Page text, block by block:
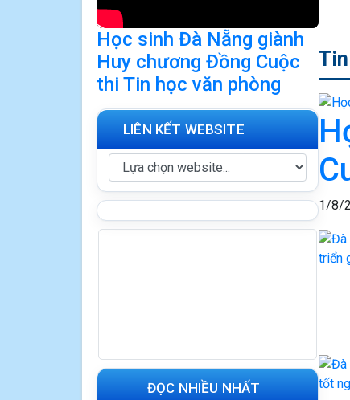
Học sinh Đà Nẵng giành
Huy chương Đồng Cuộc
thi Tin học văn phòng
LIÊN KẾT WEBSITE
ĐỌC NHIỀU NHẤT
1/8/